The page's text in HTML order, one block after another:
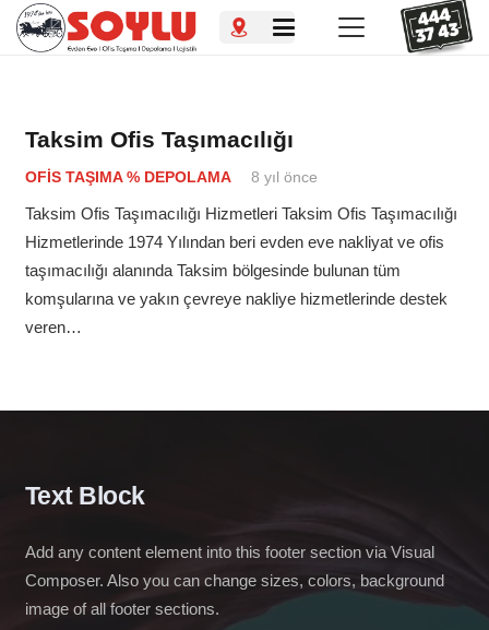
Taksim Ofis Taşımacılığı
OFIS TAŞIMA % DEPOLAMA 8 yıl önce
Taksim Ofis Taşımacılığı Hizmetleri Taksim Ofis Taşımacılığı
Hizmetlerinde 1974 Yılından beri evden eve nakliyat ve ofis
taşımacılığı alanında Taksim bölgesinde bulunan tüm
komşularına ve yakın çevreye nakliye hizmetlerinde destek
veren…
Text Block
Add any content element into this footer section via Visual
Composer. Also you can change sizes, colors, background
image of all footer sections.